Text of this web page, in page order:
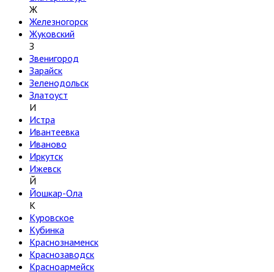
Ж
Железногорск
Жуковский
З
Звенигород
Зарайск
Зеленодольск
Златоуст
И
Истра
Ивантеевка
Иваново
Иркутск
Ижевск
Й
Йошкар-Ола
К
Куровское
Кубинка
Краснознаменск
Краснозаводск
Красноармейск